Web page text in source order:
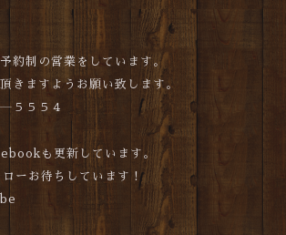
約制の営業をしています。
きますようお願い致します。
５５５４
も更新しています。
ーお待ちしています！